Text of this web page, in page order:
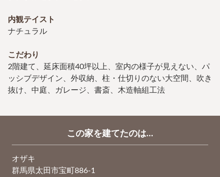
内観テイスト
ナチュラル
こだわり
2階建て、延床面積40坪以上、室内の様子が見えない、パ
ッシブデザイン、外収納、柱・仕切りのない大空間、吹き
抜け、中庭、ガレージ、書斎、木造軸組工法
この家を建てたのは…
オザキ
群馬県太田市宝町886-1